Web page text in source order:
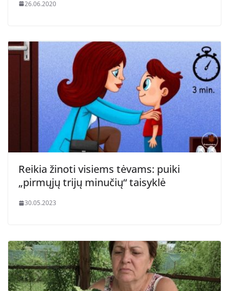
26.06.2020
Reikia žinoti visiems tėvams: puiki
„pirmųjų trijų minučių“ taisyklė
30.05.2023